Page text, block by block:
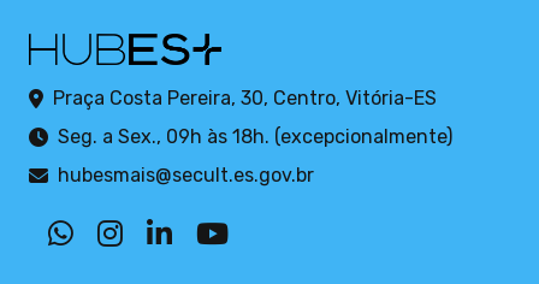
Praça Costa Pereira, 30, Centro, Vitória-ES
Seg. a Sex., 09h às 18h. (excepcionalmente)
hubesmais@secult.es.gov.br